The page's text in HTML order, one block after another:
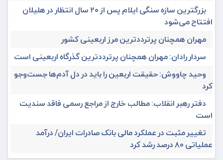
بزرگترین سازه سنگی ایلام پس از ۲۰ سال انتظار در هلیلان
افتتاح می‌شود
مهران همچنان پرترددترین مرز اربعینی کشور
سردار رادان: مهران همچنان پرترددترین گذرگاه اربعینی است
وحید چاووش: حقیقت اربعین را باید در دل آدم‌ها جست‌وجو
کرد
دفتر رهبر انقلاب: مطالب خارج از مراجع رسمی فاقد سندیت
است
تغییر مثبت در عملکرد مالی بانک صادرات ایران/ درآمد
عملیاتی ۸۰ درصد رشد کرد